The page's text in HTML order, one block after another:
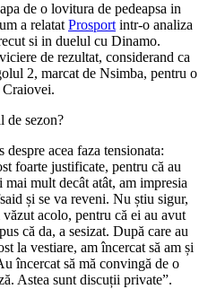
de o lovitura de pedeapsa in
a relatat Prosport intr-o analiza
si in duelul cu Dinamo.
de rezultat, considerand ca
2, marcat de Nsimba, pentru o
de sezon?
acea faza tensionata:
foarte justificate, pentru că au
mult decât atât, am impresia
și se va reveni. Nu știu sigur,
acolo, pentru că ei au avut
că da, a sesizat. După care au
la vestiare, am încercat să am și
încercat să mă convingă de o
Astea sunt discuții private”.